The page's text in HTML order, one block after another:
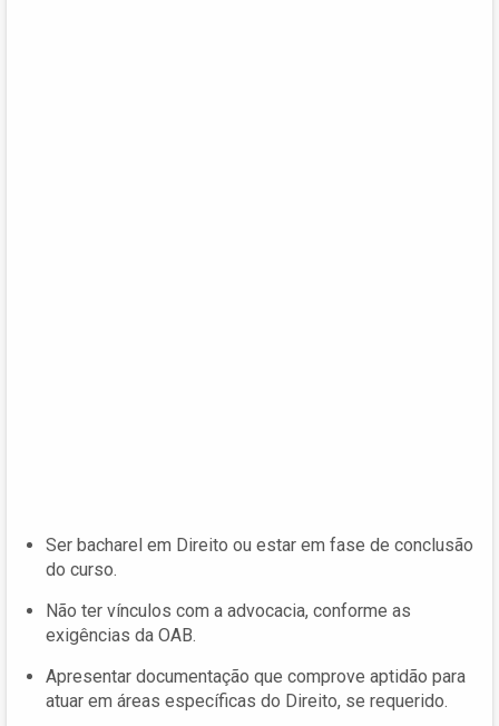
Ser bacharel em Direito ou estar em fase de conclusão
do curso.
Não ter vínculos com a advocacia, conforme as
exigências da OAB.
Apresentar documentação que comprove aptidão para
atuar em áreas específicas do Direito, se requerido.